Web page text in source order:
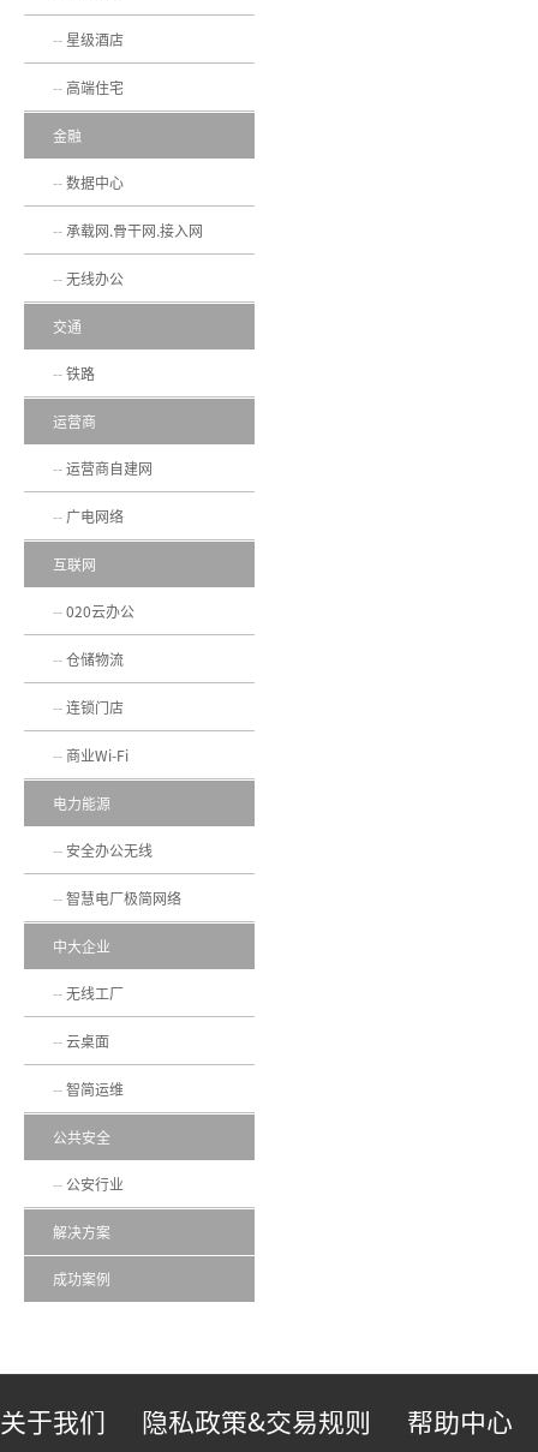
星级酒店
高端住宅
金融
数据中心
承载网.骨干网.接入网
无线办公
交通
铁路
运营商
运营商自建网
广电网络
互联网
020云办公
仓储物流
连锁门店
商业Wi-Fi
电力能源
安全办公无线
智慧电厂极简网络
中大企业
无线工厂
云桌面
智简运维
公共安全
公安行业
解决方案
成功案例
关于我们 隐私政策&交易规则 帮助中心